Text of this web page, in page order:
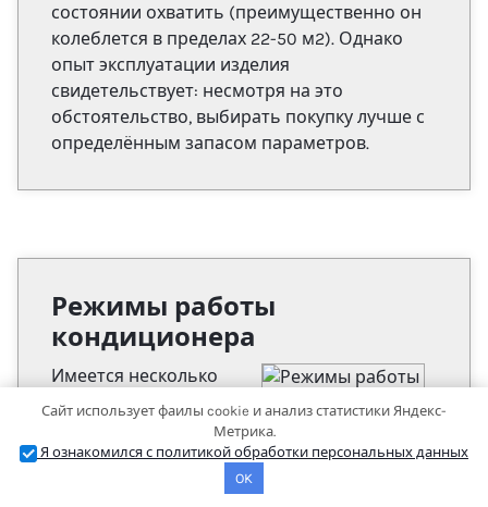
состоянии охватить (преимущественно он
колеблется в пределах 22-50 м2). Однако
опыт эксплуатации изделия
свидетельствует: несмотря на это
обстоятельство, выбирать покупку лучше с
определённым запасом параметров.
Режимы работы
кондиционера
Имеется несколько
обязательных режимов
которыми
Сайт использует фаилы cookie и анализ статистики Яндекс-
Метрика.
Я ознакомился с политикой обработки персональных данных
OK